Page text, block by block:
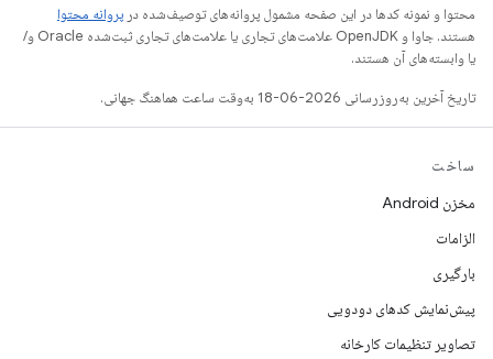
محتوا و نمونه کدها در این صفحه مشمول پروانه‌های توصیف‌شده در پروانه محتوا
هستند. جاوا و OpenJDK علامت‌های تجاری یا علامت‌های تجاری ثبت‌شده Oracle و/
یا وابسته‌های آن هستند.
تاریخ آخرین به‌روزرسانی 2026-06-18 به‌وقت ساعت هماهنگ جهانی.
ساخت
مخزن Android
الزامات
بارگیری
پیش‌نمایش کدهای دودویی
تصاویر تنظیمات کارخانه